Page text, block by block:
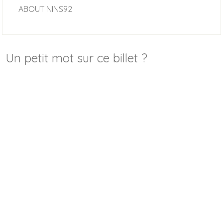
ABOUT NINS92
Un petit mot sur ce billet ?